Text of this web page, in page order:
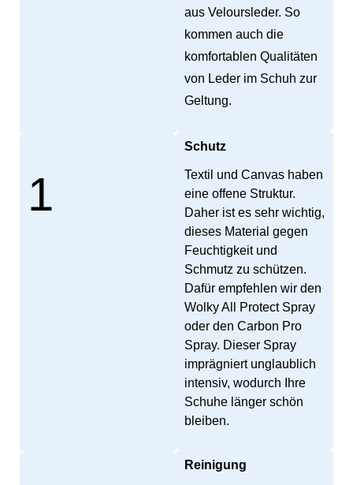
aus Veloursleder. So
kommen auch die
komfortablen Qualitäten
von Leder im Schuh zur
Geltung.
1
Schutz
Textil und Canvas haben
eine offene Struktur.
Daher ist es sehr wichtig,
dieses Material gegen
Feuchtigkeit und
Schmutz zu schützen.
Dafür empfehlen wir den
Wolky All Protect Spray
oder den Carbon Pro
Spray. Dieser Spray
imprägniert unglaublich
intensiv, wodurch Ihre
Schuhe länger schön
bleiben.
Reinigung